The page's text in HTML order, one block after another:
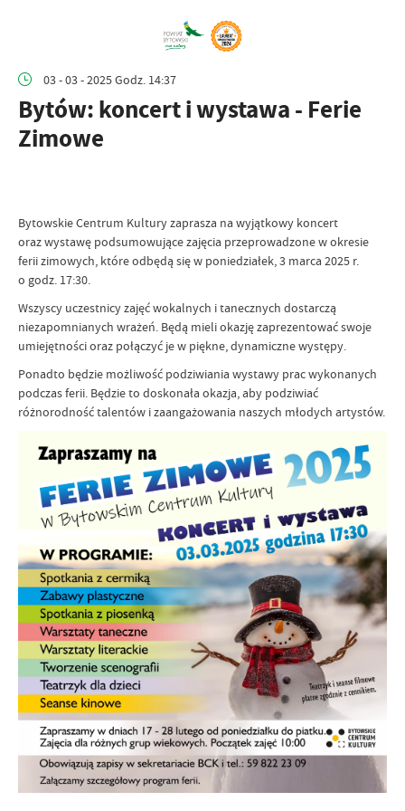
03 - 03 - 2025 Godz. 14:37
Bytów: koncert i wystawa - Ferie
Zimowe
Bytowskie Centrum Kultury zaprasza na wyjątkowy koncert
oraz wystawę podsumowujące zajęcia przeprowadzone w okresie
ferii zimowych, które odbędą się w poniedziałek, 3 marca 2025 r.
o godz. 17:30.
Wszyscy uczestnicy zajęć wokalnych i tanecznych dostarczą
niezapomnianych wrażeń. Będą mieli okazję zaprezentować swoje
umiejętności oraz połączyć je w piękne, dynamiczne występy.
Ponadto będzie możliwość podziwiania wystawy prac wykonanych
podczas ferii. Będzie to doskonała okazja, aby podziwiać
różnorodność talentów i zaangażowania naszych młodych artystów.